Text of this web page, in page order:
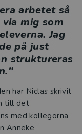
arbetet så
mig som
Jag
på just
struktureras
har Niclas skrivit
till det
med kollegorna
Anneke